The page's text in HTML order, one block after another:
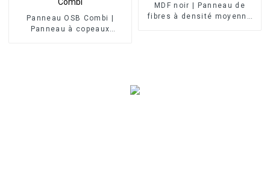
Panneau OSB Combi |
Panneau à copeaux
MDF noir | Panneau de
fibres à densité moyenne